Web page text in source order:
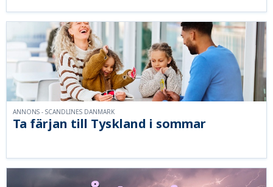
Ta färjan till Tyskland i sommar
ANNONS - SCANDLINES DANMARK